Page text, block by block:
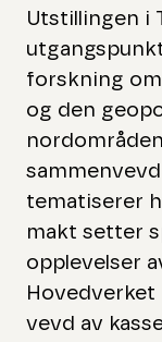
Utstillingen i
forskning
og den
tematiserer
makt setter
opplevelser
vevd av